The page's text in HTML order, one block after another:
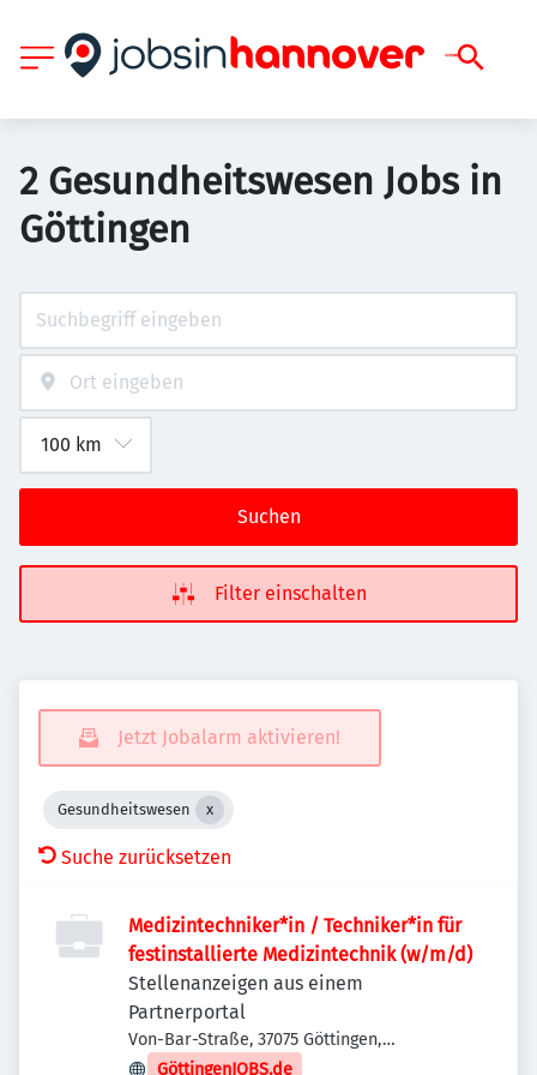
2 Gesundheitswesen Jobs in
Göttingen
Suchen
Filter einschalten
Jetzt Jobalarm aktivieren!
Gesundheitswesen
Suche zurücksetzen
Medizintechniker*in / Techniker*in für
festinstallierte Medizintechnik (w/m/d)
Stellenanzeigen aus einem
Partnerportal
Von-Bar-Straße, 37075 Göttingen,
Deutschland
GöttingenJOBS.de